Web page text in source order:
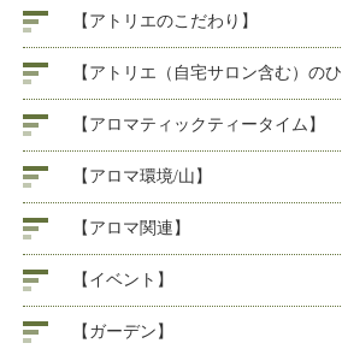
【アトリエのこだわり】
【アトリエ（自宅サロン含む）のひ
【アロマティックティータイム】
【アロマ環境/山】
【アロマ関連】
【イベント】
【ガーデン】